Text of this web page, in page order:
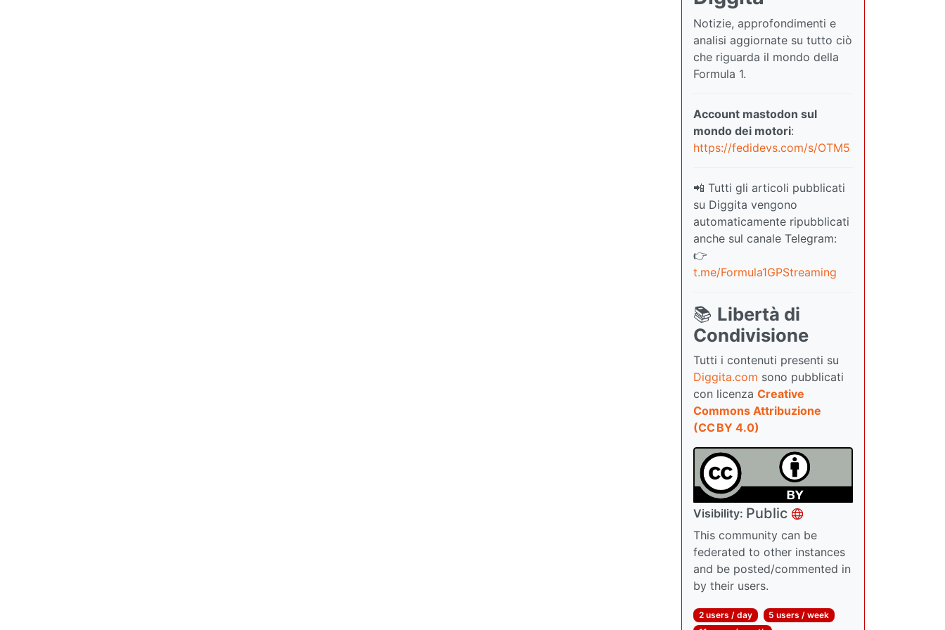
Notizie, approfondimenti e
analisi aggiornate su tutto ciò
che riguarda il mondo della
Formula 1.
Account mastodon sul
mondo dei motori:
https://fedidevs.com/s/OTM5
📲 Tutti gli articoli pubblicati
su Diggita vengono
automaticamente ripubblicati
anche sul canale Telegram:
👉
t.me/Formula1GPStreaming
📚 Libertà di
Condivisione
Tutti i contenuti presenti su
Diggita.com sono pubblicati
con licenza Creative
Commons Attribuzione
(CC BY 4.0)
Visibility: Public
This community can be
federated to other instances
and be posted/commented in
by their users.
2 users / day
5 users / week